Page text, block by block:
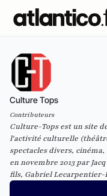
Culture Tops
Contributeurs
Culture-Tops est un site
l'activité culturelle
spectacles divers,
en novembre 2013 par
fils, Gabriel Lecarpentier-